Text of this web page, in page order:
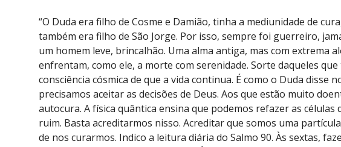
“O Duda era filho de Cosme e Damião, tinha a mediunidade de
também era filho de São Jorge. Por isso, sempre foi guerreiro,
um homem leve, brincalhão. Uma alma antiga, mas com extrema
enfrentam, como ele, a morte com serenidade. Sorte daqueles
consciência cósmica de que a vida continua. É como o Duda disse
precisamos aceitar as decisões de Deus. Aos que estão muito
autocura. A física quântica ensina que podemos refazer as
ruim. Basta acreditarmos nisso. Acreditar que somos uma
de nos curarmos. Indico a leitura diária do Salmo 90. Às sextas,